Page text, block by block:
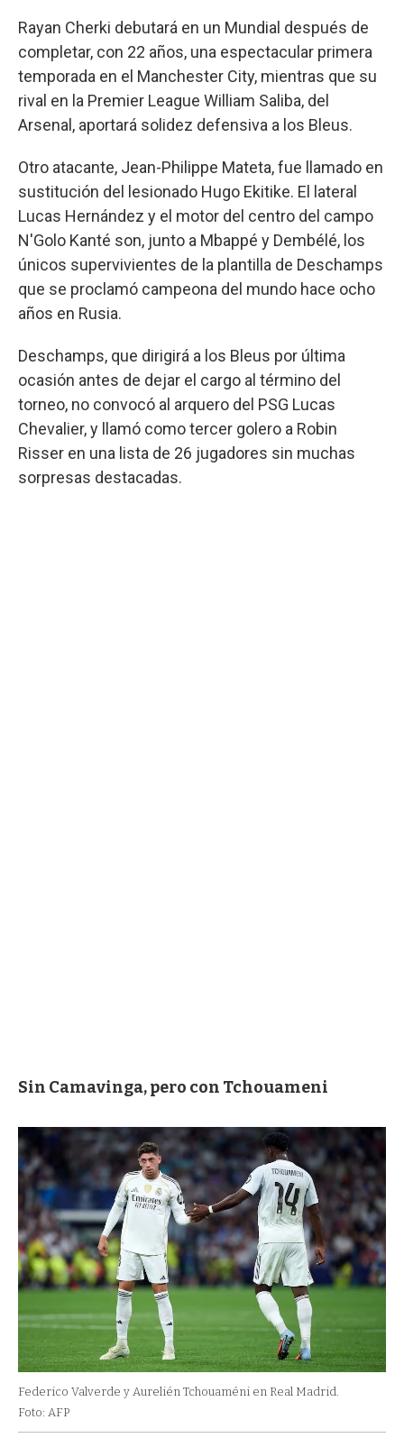
Rayan Cherki debutará en un Mundial después de
completar, con 22 años, una espectacular primera
temporada en el Manchester City, mientras que su
rival en la Premier League William Saliba, del
Arsenal, aportará solidez defensiva a los Bleus.
Otro atacante, Jean-Philippe Mateta, fue llamado en
sustitución del lesionado Hugo Ekitike. El lateral
Lucas Hernández y el motor del centro del campo
N'Golo Kanté son, junto a Mbappé y Dembélé, los
únicos supervivientes de la plantilla de Deschamps
que se proclamó campeona del mundo hace ocho
años en Rusia.
Deschamps, que dirigirá a los Bleus por última
ocasión antes de dejar el cargo al término del
torneo, no convocó al arquero del PSG Lucas
Chevalier, y llamó como tercer golero a Robin
Risser en una lista de 26 jugadores sin muchas
sorpresas destacadas.
Sin Camavinga, pero con Tchouameni
Federico Valverde y Aurelién Tchouaméni en Real Madrid.
Foto: AFP